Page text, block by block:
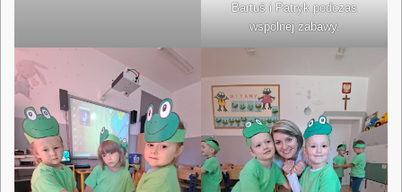
Bartuś i Patryk podczas
wspólnej zabawy.